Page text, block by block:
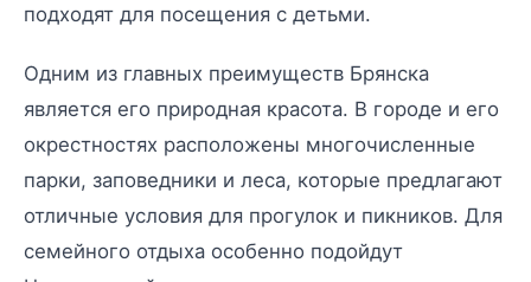
подходят для посещения с детьми.
Одним из главных преимуществ Брянска
является его природная красота. В городе и его
окрестностях расположены многочисленные
парки, заповедники и леса, которые предлагают
отличные условия для прогулок и пикников. Для
семейного отдыха особенно подойдут